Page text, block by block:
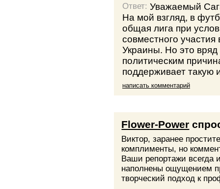
Ответ:Уважаемый
На мой взгляд, в
общая лига при
совместного
Украины. Но это
политическим
поддерживает такую
написать комментарий
Flower-Power
Виктор, заранее
комплименты, но
Ваши репортажи всегда
наполнены ощущением
творческий подход к